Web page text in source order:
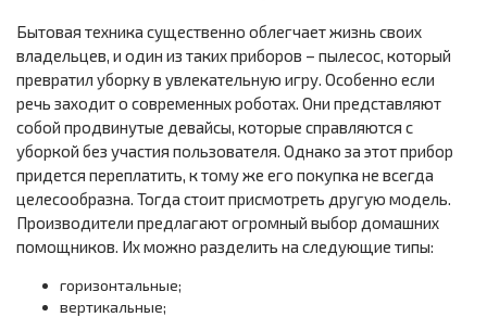
Бытовая техника существенно облегчает жизнь своих
владельцев, и один из таких приборов – пылесос, который
превратил уборку в увлекательную игру. Особенно если
речь заходит о современных роботах. Они представляют
собой продвинутые девайсы, которые справляются с
уборкой без участия пользователя. Однако за этот прибор
придется переплатить, к тому же его покупка не всегда
целесообразна. Тогда стоит присмотреть другую модель.
Производители предлагают огромный выбор домашних
помощников. Их можно разделить на следующие типы:
горизонтальные;
вертикальные;